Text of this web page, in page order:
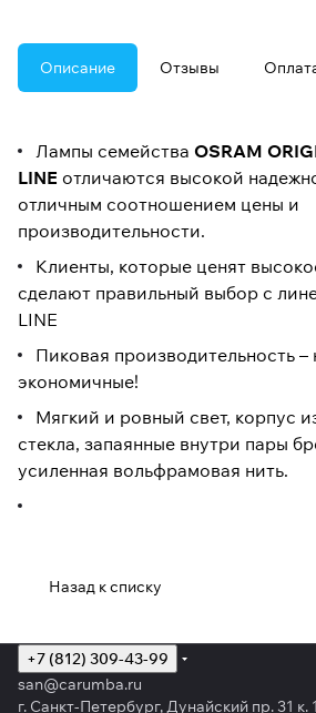
Описание Отзывы
Лампы семейства OSRAM
LINE отличаются высокой
отличным соотношением цены и
производительности.
Клиенты, которые ценят
сделают правильный выбор с
LINE
Пиковая производительность –
экономичные!
Мягкий и ровный свет, корпус
стекла, запаянные внутри пары
усиленная вольфрамовая нить.
Назад к списку
+7 (812) 309-43-99
san@carumba.ru
г. Санкт-Петербург, Дунайский пр. 31